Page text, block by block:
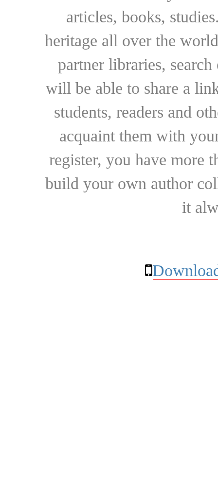
articles, books,
heritage all over the
partner libraries,
will be able to share a
students, readers and
acquaint them with
register, you have more
build your own author
it